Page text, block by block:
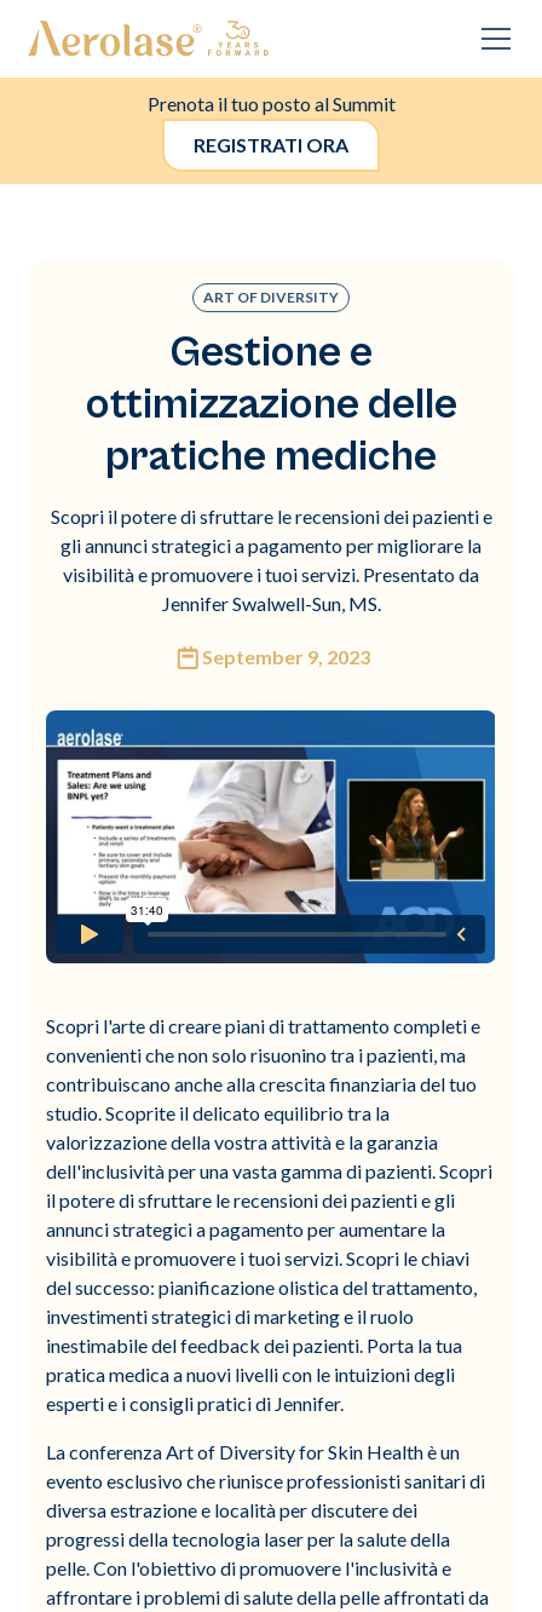
Prenota il tuo posto al Summit
REGISTRATI ORA
ART OF DIVERSITY
Gestione e
ottimizzazione delle
pratiche mediche
Scopri il potere di sfruttare le recensioni dei pazienti e
gli annunci strategici a pagamento per migliorare la
visibilità e promuovere i tuoi servizi. Presentato da
Jennifer Swalwell-Sun, MS.
September 9, 2023
Scopri l'arte di creare piani di trattamento completi e
convenienti che non solo risuonino tra i pazienti, ma
contribuiscano anche alla crescita finanziaria del tuo
studio. Scoprite il delicato equilibrio tra la
valorizzazione della vostra attività e la garanzia
dell'inclusività per una vasta gamma di pazienti. Scopri
il potere di sfruttare le recensioni dei pazienti e gli
annunci strategici a pagamento per aumentare la
visibilità e promuovere i tuoi servizi. Scopri le chiavi
del successo: pianificazione olistica del trattamento,
investimenti strategici di marketing e il ruolo
inestimabile del feedback dei pazienti. Porta la tua
pratica medica a nuovi livelli con le intuizioni degli
esperti e i consigli pratici di Jennifer.
La conferenza Art of Diversity for Skin Health è un
evento esclusivo che riunisce professionisti sanitari di
diversa estrazione e località per discutere dei
progressi della tecnologia laser per la salute della
pelle. Con l'obiettivo di promuovere l'inclusività e
affrontare i problemi di salute della pelle affrontati da